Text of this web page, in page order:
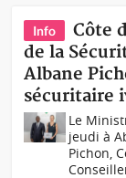
Info
Côte
de la
Albane
sécuritaire
Le
jeudi à
Pichon,